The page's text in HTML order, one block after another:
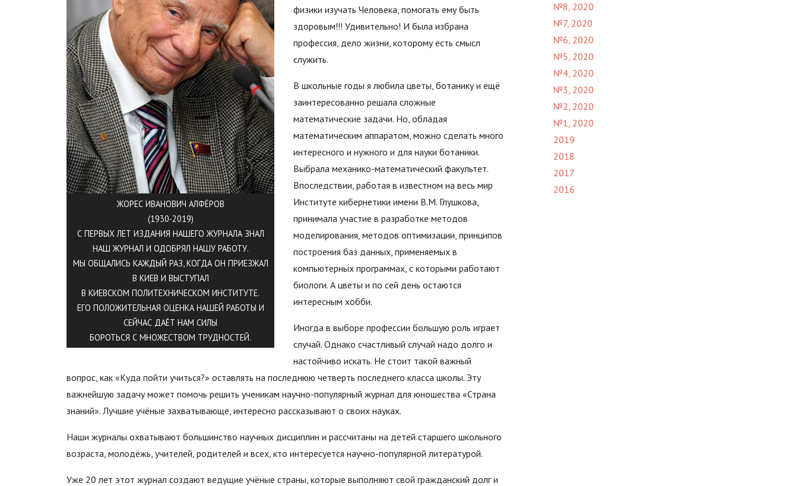
ЖОРЕС ИВАНОВИЧ АЛФЁРОВ
(1930-2019)
С ПЕРВЫХ ЛЕТ ИЗДАНИЯ НАШЕГО ЖУРНАЛА ЗНАЛ
НАШ ЖУРНАЛ И ОДОБРЯЛ НАШУ РАБОТУ.
МЫ ОБЩАЛИСЬ КАЖДЫЙ РАЗ, КОГДА ОН ПРИЕЗЖАЛ
В КИЕВ И ВЫСТУПАЛ
В КИЕВСКОМ ПОЛИТЕХНИЧЕСКОМ ИНСТИТУТЕ.
ЕГО ПОЛОЖИТЕЛЬНАЯ ОЦЕНКА НАШЕЙ РАБОТЫ И
СЕЙЧАС ДАЁТ НАМ СИЛЫ
БОРОТЬСЯ С МНОЖЕСТВОМ ТРУДНОСТЕЙ.
физики изучать Человека, помогать ему быть
здоровым!!! Удивительно! И была избрана
профессия, дело жизни, которому есть смысл
служить.
В школьные годы я любила цветы, ботанику и ещё
заинтересованно решала сложные
математические задачи. Но, обладая
математическим аппаратом, можно сделать много
интересного и нужного и для науки ботаники.
Выбрала механико-математический факультет.
Впоследствии, работая в известном на весь мир
Институте кибернетики имени В.М. Глушкова,
принимала участие в разработке методов
моделирования, методов оптимизации, принципов
построения баз данных, применяемых в
компьютерных программах, с которыми работают
биологи. А цветы и по сей день остаются
интересным хобби.
Иногда в выборе профессии большую роль играет
случай. Однако счастливый случай надо долго и
настойчиво искать. Не стоит такой важный
вопрос, как «Куда пойти учиться?» оставлять на последнюю четверть последнего класса школы. Эту
важнейшую задачу может помочь решить ученикам научно-популярный журнал для юношества «Страна
знаний». Лучшие учёные захватывающе, интересно рассказывают о своих науках.
Наши журналы охватывают большинство научных дисциплин и рассчитаны на детей старшего школьного
возраста, молодёжь, учителей, родителей и всех, кто интересуется научно-популярной литературой.
Уже 20 лет этот журнал создают ведущие учёные страны, которые выполняют свой гражданский долг и
№8, 2020
№7, 2020
№6, 2020
№5, 2020
№4, 2020
№3, 2020
№2, 2020
№1, 2020
2019
2018
2017
2016